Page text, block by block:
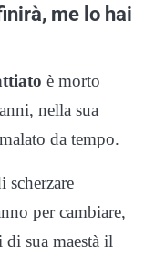
me lo hai
è morto
nella sua
da tempo.
per cambiare,
sua maestà il